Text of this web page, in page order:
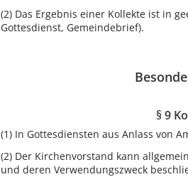
(2) Das Ergebnis einer Kollekte ist in
Gottesdienst, Gemeindebrief).
§ 9
(1) In Gottesdiensten aus Anlass von
(2) Der Kirchenvorstand kann
und deren Verwendungszweck